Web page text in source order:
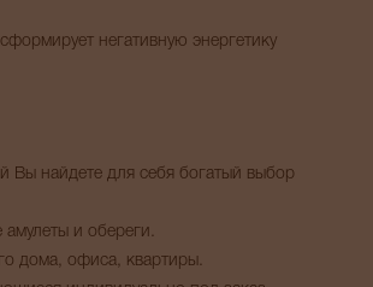
негативную энергетику
Вы найдете для себя богатый выбор
и обереги.
дома, офиса, квартиры.